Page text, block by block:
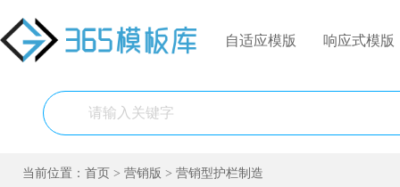
自适应模版 响应式模版
当前位置： 首页 > 营销版 > 营销型护栏制造